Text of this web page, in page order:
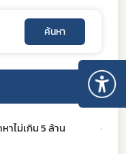
ค้นหา
วันที่เ
าไม่เกิน 5 ล้าน 01/